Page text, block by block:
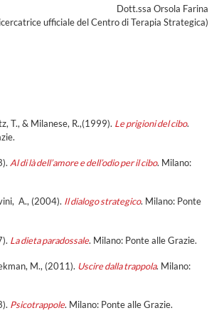
Dott.ssa Orsola Farina
ufficiale del Centro di Terapia Strategica)
T., & Milanese, R.,(1999). Le prigioni del cibo.
Al di là dell’amore e dell’odio per il cibo. Milano:
A., (2004). Il dialogo strategico. Milano: Ponte
La dieta paradossale. Milano: Ponte alle Grazie.
M., (2011). Uscire dalla trappola. Milano:
Psicotrappole. Milano: Ponte alle Grazie.